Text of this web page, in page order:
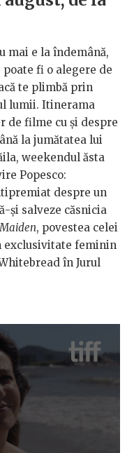
mai e la îndemână,
fi o alegere de
te plimbă prin
lumii. Itinerama
de filme cu și despre
la jumătatea lui
weekendul ăsta
Popesco:
despre un
și salveze căsnicia
Maiden, povestea celei
exclusivitate feminin
în Jurul